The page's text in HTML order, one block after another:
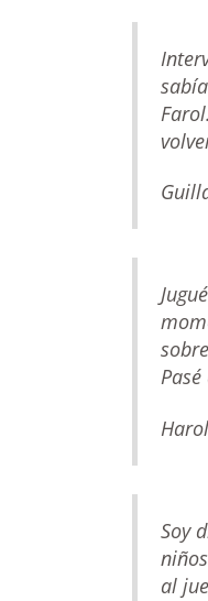
Soy
al